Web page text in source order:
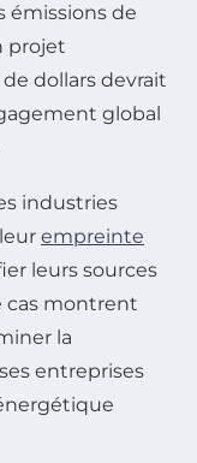
émissions de
projet
dollars devrait
global
industries
empreinte
leurs sources
cas montrent
la
entreprises